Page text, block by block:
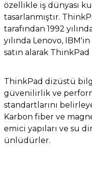
özellikle iş dünyası
tasarlanmıştır.
tarafından 1992
yılında Lenovo,
satın alarak ThinkPad
ThinkPad dizüstü
güvenilirlik ve
standartlarını
Karbon fiber ve
emici yapıları ve su
ünlüdürler.